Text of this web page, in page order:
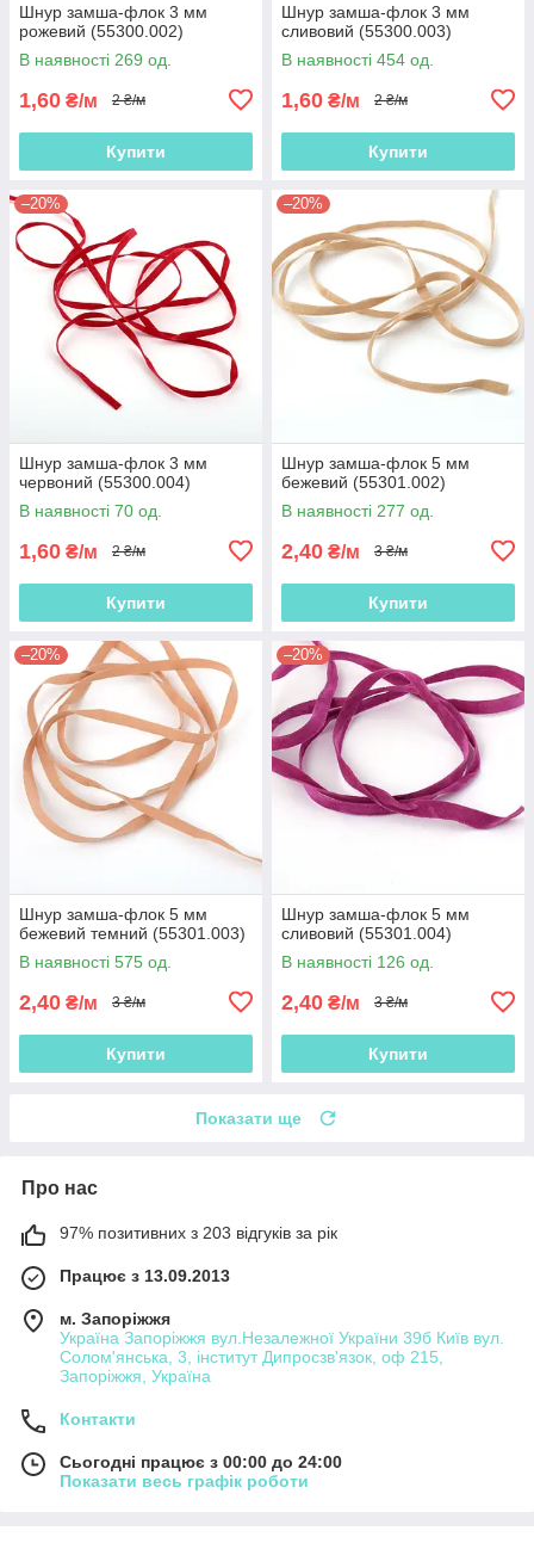
Шнур замша-флок 3 мм
рожевий (55300.002)
В наявності 269 од.
1,60 ₴/м 2 ₴/м
Купити
Шнур замша-флок 3 мм
сливовий (55300.003)
В наявності 454 од.
1,60 ₴/м 2 ₴/м
Купити
–20%
Шнур замша-флок 3 мм
червоний (55300.004)
В наявності 70 од.
1,60 ₴/м 2 ₴/м
Купити
–20%
Шнур замша-флок 5 мм
бежевий (55301.002)
В наявності 277 од.
2,40 ₴/м 3 ₴/м
Купити
–20%
Шнур замша-флок 5 мм
бежевий темний (55301.003)
В наявності 575 од.
2,40 ₴/м 3 ₴/м
Купити
–20%
Шнур замша-флок 5 мм
сливовий (55301.004)
В наявності 126 од.
2,40 ₴/м 3 ₴/м
Купити
Показати ще
Про нас
97% позитивних з 203 відгуків за рік
Працює з 13.09.2013
м. Запоріжжя
Україна Запоріжжя вул.Незалежної України 39б Київ вул.
Солом'янська, 3, інститут Дипросзв'язок, оф 215,
Запоріжжя, Україна
Контакти
Сьогодні працює з 00:00 до 24:00
Показати весь графік роботи